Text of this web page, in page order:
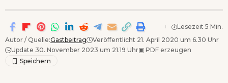
Autor / Quelle:Gastbeitrag
Veröffentlicht 21. April 2020 um 6.30 Uhr
Update 30. November 2023 um 21.19 Uhr▣ PDF erzeugen
Lesezeit 5 Min.